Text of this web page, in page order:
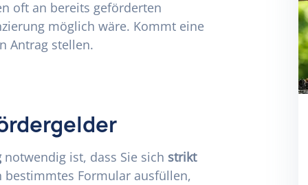
oft an bereits geförderten
möglich wäre. Kommt eine
Antrag stellen.
notwendig ist, dass Sie sich strikt
Formular ausfüllen,